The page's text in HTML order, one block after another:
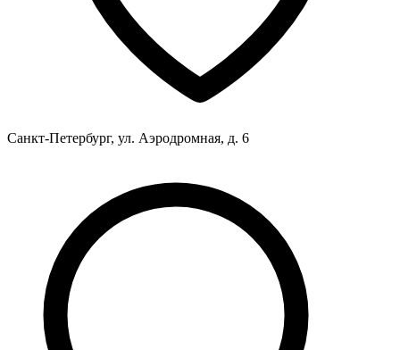
Санкт-Петербург, ул. Аэродромная, д. 6